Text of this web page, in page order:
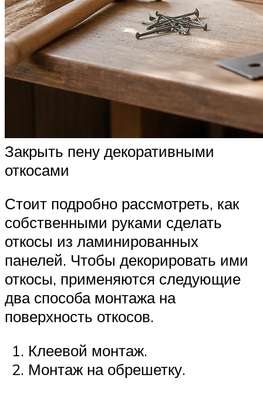
Закрыть пену декоративными
откосами
Стоит подробно рассмотреть, как
собственными руками сделать
откосы из ламинированных
панелей. Чтобы декорировать ими
откосы, применяются следующие
два способа монтажа на
поверхность откосов.
Клеевой монтаж.
Монтаж на обрешетку.